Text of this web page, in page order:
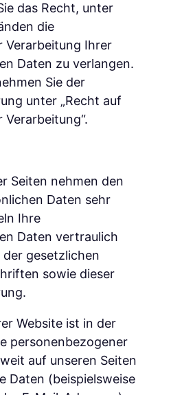
das Recht, unter
die
Verarbeitung Ihrer
Daten zu verlangen.
Sie der
unter „Recht auf
Seiten nehmen den
Daten sehr
Ihre
Daten vertraulich
gesetzlichen
sowie dieser
Website ist in der
personenbezogener
auf unseren Seiten
Daten (beispielsweise